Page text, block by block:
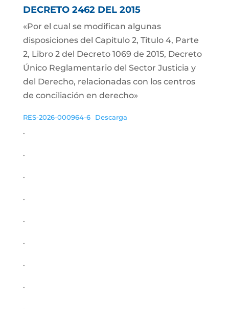
DECRETO 2462 DEL 2015
«Por el cual se modifican algunas
disposiciones del Capitulo 2, Titulo 4, Parte
2, Libro 2 del Decreto 1069 de 2015, Decreto
Único Reglamentario del Sector Justicia y
del Derecho, relacionadas con los centros
de conciliación en derecho»
RES-2026-000964-6 Descarga
.
.
.
.
.
.
.
.